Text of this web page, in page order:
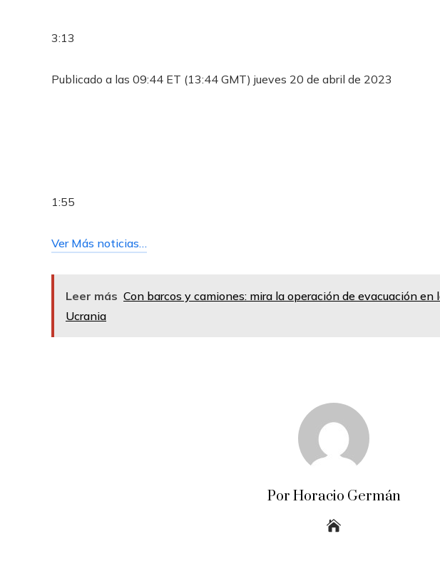
3:13
Publicado a las 09:44 ET (13:44 GMT) jueves 20 de abril de 2023
1:55
Ver Más noticias…
Leer más Con barcos y camiones: mira la operación de evacuación
Ucrania
Por Horacio Germán